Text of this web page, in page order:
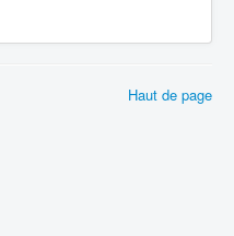
Haut de page